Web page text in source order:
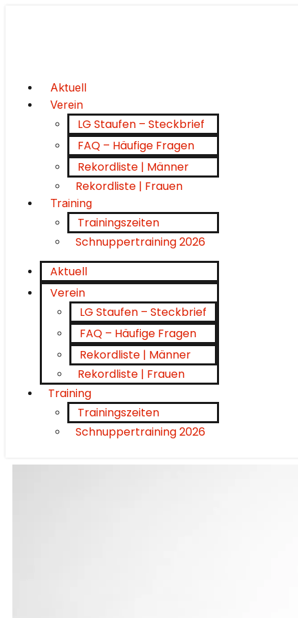
Aktuell
Verein
LG Staufen – Steckbrief
FAQ – Häufige Fragen
Rekordliste | Männer
Rekordliste | Frauen
Training
Trainingszeiten
Schnuppertraining 2026
Aktuell
Verein
LG Staufen – Steckbrief
FAQ – Häufige Fragen
Rekordliste | Männer
Rekordliste | Frauen
Training
Trainingszeiten
Schnuppertraining 2026